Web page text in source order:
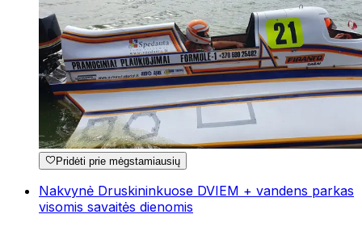
Pridėti prie mėgstamiausių
Nakvynė Druskininkuose DVIEM + vandens parkas
visomis savaitės dienomis